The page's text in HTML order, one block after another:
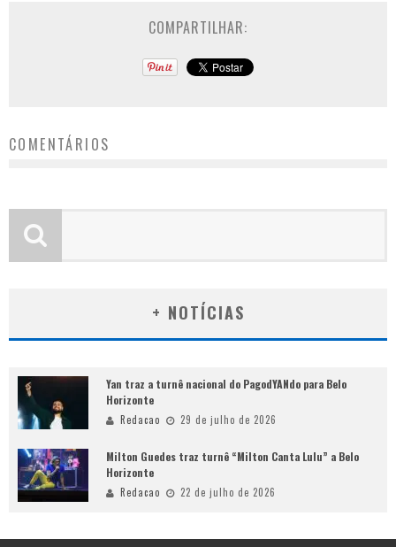
COMPARTILHAR:
COMENTÁRIOS
+ NOTÍCIAS
Yan traz a turnê nacional do PagodYANdo para Belo
Horizonte
Redacao 29 de julho de 2026
Milton Guedes traz turnê “Milton Canta Lulu” a Belo
Horizonte
Redacao 22 de julho de 2026